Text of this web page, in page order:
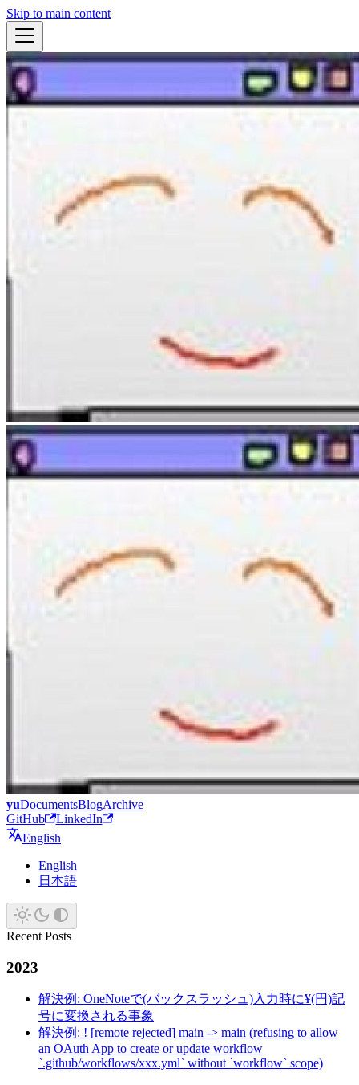
Skip to main content
yuDocumentsBlogArchive
GitHub
LinkedIn
English
English
日本語
Recent Posts
2023
解決例: OneNoteで(バックスラッシュ)入力時に¥(円)記
号に変換される事象
解決例: ! [remote rejected] main -> main (refusing to allow
an OAuth App to create or update workflow
`.github/workflows/xxx.yml` without `workflow` scope)